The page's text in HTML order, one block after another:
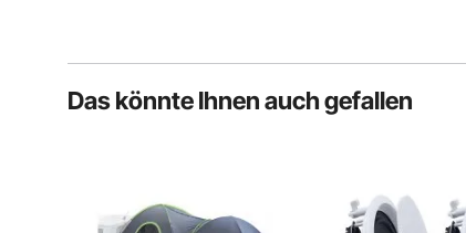
Das könnte Ihnen auch gefallen